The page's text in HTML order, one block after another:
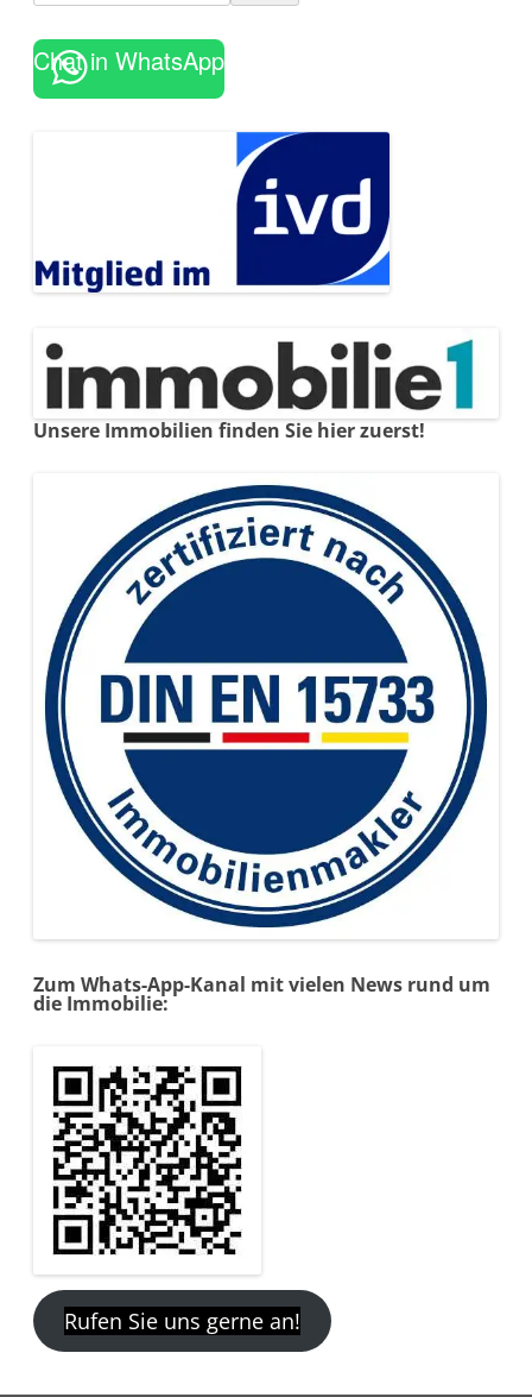
Chat in WhatsApp
Unsere Immobilien finden Sie hier zuerst!
Zum Whats-App-Kanal mit vielen News rund um
die Immobilie:
Rufen Sie uns gerne an!